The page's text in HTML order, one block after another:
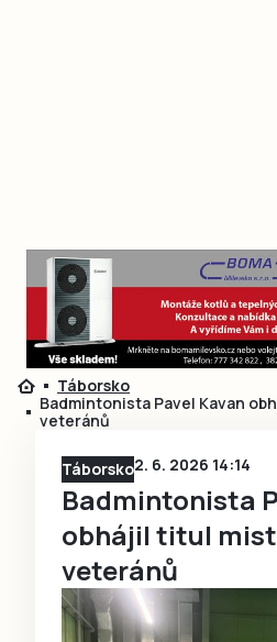
Táborsko
Badmintonista Pavel Kavan
veteránů
Táborsko2. 6. 2026 14:14
Badmintonista
obhájil titul
veteránů